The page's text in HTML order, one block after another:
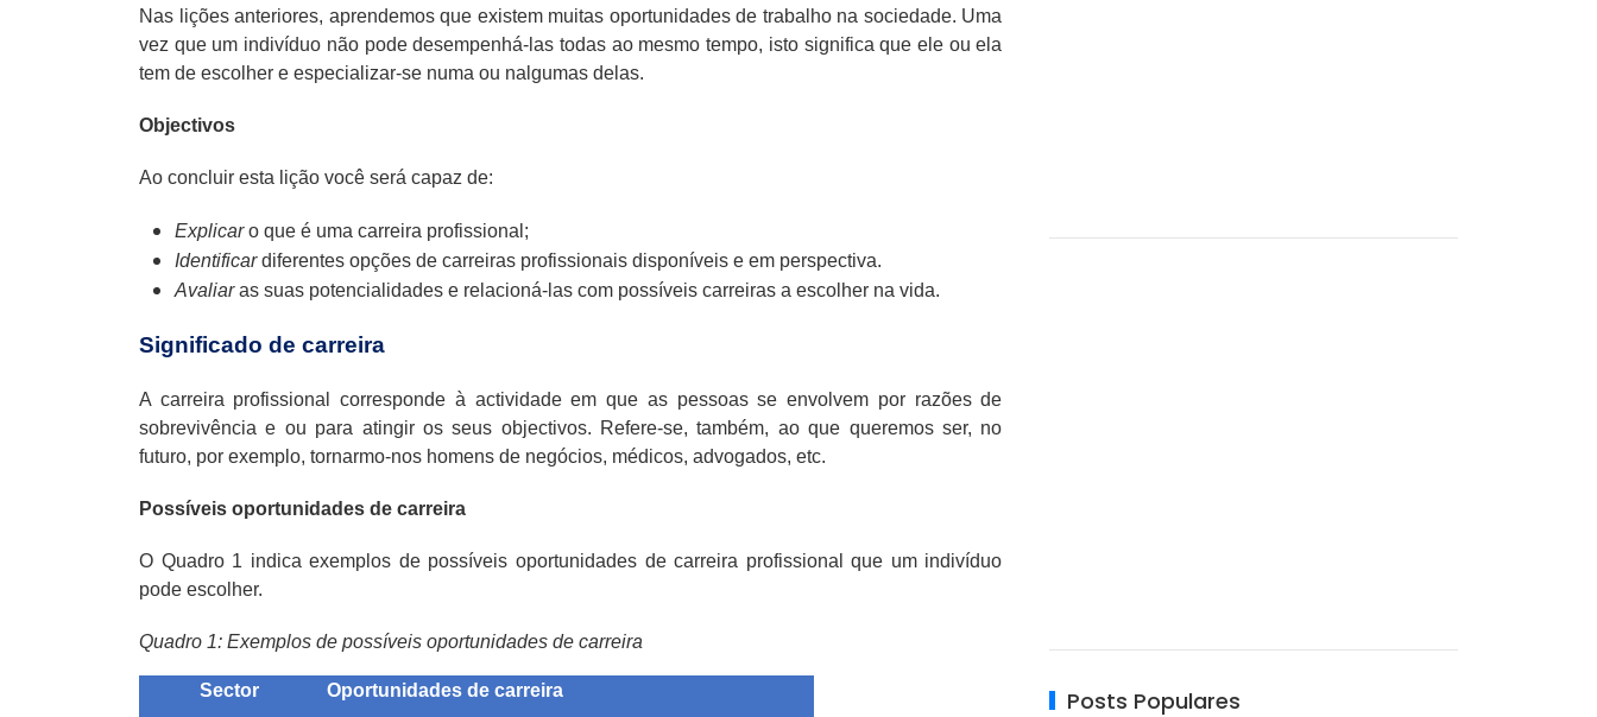
Nas lições anteriores, aprendemos que existem muitas oportunidades de trabalho na sociedade. Uma
vez que um indivíduo não pode desempenhá-las todas ao mesmo tempo, isto significa que ele ou ela
tem de escolher e especializar-se numa ou nalgumas delas.
Objectivos
Ao concluir esta lição você será capaz de:
Explicaro que é uma carreira profissional;
Identificardiferentes opções de carreiras profissionais disponíveis e em perspectiva.
Avaliaras suas potencialidades e relacioná-las com possíveis carreiras a escolher na vida.
Significado de carreira
A carreira profissional corresponde à actividade em que as pessoas se envolvem por razões de
sobrevivência e ou para atingir os seus objectivos. Refere-se, também, ao que queremos ser, no
futuro, por exemplo, tornarmo-nos homens de negócios, médicos, advogados, etc.
Possíveis oportunidades de carreira
O Quadro 1 indica exemplos de possíveis oportunidades de carreira profissional que um indivíduo
pode escolher.
Quadro 1: Exemplos de possíveis oportunidades de carreira
Sector Oportunidades de carreira Posts Populares